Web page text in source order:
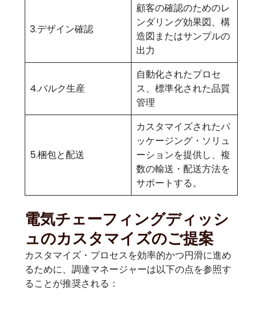
3.デザイン確認
顧客の確認のためのレ
ンダリング効果図、構
造図またはサンプルの
出力
4.バルク生産
自動化されたプロセ
ス、標準化された品質
管理
5.梱包と配送
カスタマイズされたパ
ッケージング・ソリュ
ーションを提供し、複
数の輸送・配送方法を
サポートする。
電気チェーフィングディッシ
ュのカスタマイズのご提案
カスタマイズ・プロセスを効率的かつ円滑に進め
るために、調達マネージャーは以下の点を参照す
ることが推奨される：